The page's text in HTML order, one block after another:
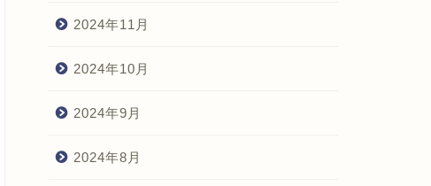
2024年11月
2024年10月
2024年9月
2024年8月